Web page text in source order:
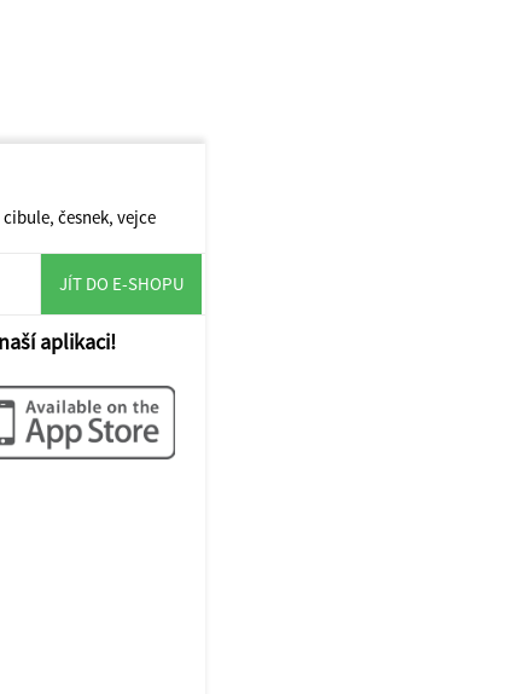
česnek, vejce
JÍT DO E-SHOPU
aplikaci!